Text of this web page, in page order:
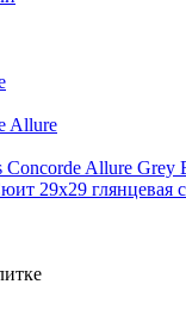
Allure
Concorde Allure Grey
29x29 глянцевая